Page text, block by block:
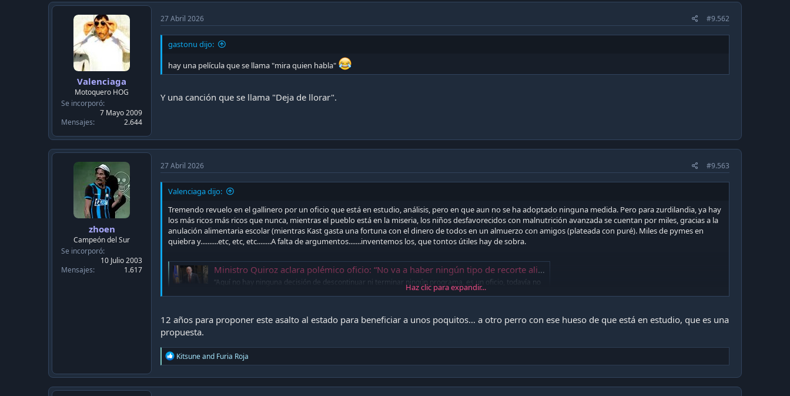
i
o
n
s
Valenciaga
Motoquero HOG
Se incorporó
7 Mayo 2009
Mensajes
2.644
27 Abril 2026 #9.562
gastonu dijo:
hay una película que se llama "mira quien habla"
Y una canción que se llama "Deja de llorar".
zhoen
Campeón del Sur
Se incorporó
10 Julio 2003
Mensajes
1.617
27 Abril 2026 #9.563
Valenciaga dijo:
Tremendo revuelo en el gallinero por un oficio que está en estudio, análisis, pero en que aun no se ha adoptado ninguna medida. Pero para zurdilandia, ya hay
los más ricos más ricos que nunca, mientras el pueblo está en la miseria, los niños desfavorecidos con malnutrición avanzada se cuentan por miles, gracias a la
anulación alimentaria escolar (mientras Kast gasta una fortuna con el dinero de todos en un almuerzo con amigos (plateada con puré). Miles de pymes en
quiebra y..........etc, etc, etc........A falta de argumentos.......inventemos los, que tontos útiles hay de sobra.
Ministro Quiroz aclara polémico oficio: “No va a haber ningún tipo de recorte alimentario, becas, para nada” - La Tercera
“Aquí no hay ninguna decisión de descontinuar ni terminar ningún programa, es un oficio, todavía no
está el decreto en busca de gasto", añadió el secretario de Estado respecto de la sugerencia surgida
Haz clic para expandir...
12 años para proponer este asalto al estado para beneficiar a unos poquitos… a otro perro con ese hueso de que está en estudio, que es una
propuesta.
R
e
Kitsuneand Furia Roja